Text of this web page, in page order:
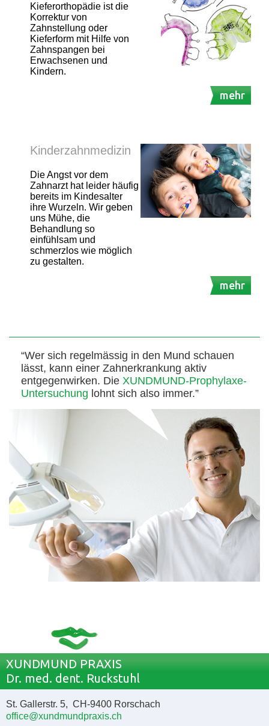
Kieferorthopädie ist die
Korrektur von
Zahnstellung oder
Kieferform mit Hilfe von
Zahnspangen bei
Erwachsenen und
Kindern.
mehr
Kinderzahnmedizin
Die Angst vor dem
Zahnarzt hat leider häufig
bereits im Kindesalter
ihre Wurzeln. Wir geben
uns Mühe, die
Behandlung so
einfühlsam und
schmerzlos wie möglich
zu gestalten.
mehr
“Wer sich regelmässig in den Mund schauen
lässt, kann einer Zahnerkrankung aktiv
entgegenwirken. Die XUNDMUND-Prophylaxe-
Untersuchung lohnt sich also immer.”
XUNDMUND PRAXIS
Dr. med. dent. Ruckstuhl
St. Gallerstr. 5, CH-9400 Rorschach
office@xundmundpraxis.ch